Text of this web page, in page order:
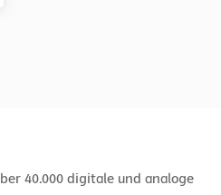
40.000 digitale und analoge